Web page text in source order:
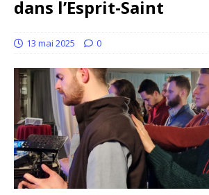
dans l’Esprit-Saint
13 mai 2025 0